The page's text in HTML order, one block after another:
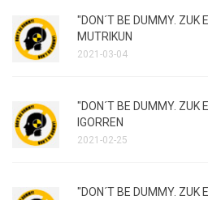
"DON´T BE DUMMY. ZUK
MUTRIKUN
2021-03-04
"DON´T BE DUMMY. ZUK
IGORREN
2021-02-25
"DON´T BE DUMMY. ZUK